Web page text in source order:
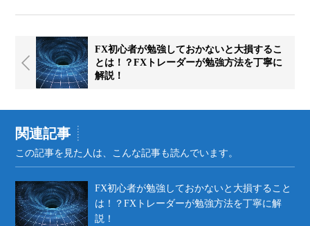
FX初心者が勉強しておかないと大損するこ
とは！？FXトレーダーが勉強方法を丁寧に
解説！
関連記事
この記事を見た人は、こんな記事も読んでいます。
FX初心者が勉強しておかないと大損すること
は！？FXトレーダーが勉強方法を丁寧に解
説！